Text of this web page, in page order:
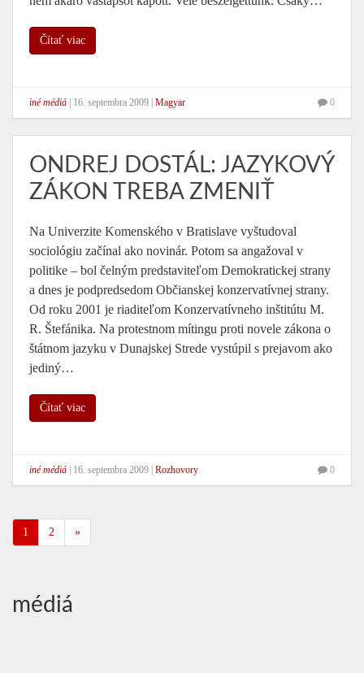
Čítať viac
iné médiá 16. septembra 2009 Magyar 0
ONDREJ DOSTÁL: JAZYKOVÝ
ZÁKON TREBA ZMENIŤ
Na Univerzite Komenského v Bratislave vyštudoval
sociológiu začínal ako novinár. Potom sa angažoval v
politike – bol čelným predstaviteľom Demokratickej strany
a dnes je podpredsedom Občianskej konzervatívnej strany.
Od roku 2001 je riaditeľom Konzervatívneho inštitútu M.
R. Štefánika. Na protestnom mítingu proti novele zákona o
štátnom jazyku v Dunajskej Strede vystúpil s prejavom ako
jediný…
Čítať viac
iné médiá 16. septembra 2009 Rozhovory 0
1 2 »
médiá